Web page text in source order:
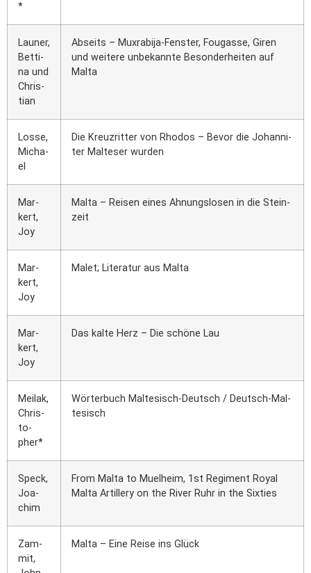
*
Lau­ner,
Bet­ti­
na und
Chris­
ti­an
Abseits – Mux­ra­bi­ja-Fens­ter, Fou­gas­se, Giren
und wei­te­re unbe­kann­te Beson­der­hei­ten auf
Mal­ta
Los­se,
Micha­
el
Die Kreuz­rit­ter von Rho­dos – Bevor die Johan­ni­
ter Mal­te­ser wur­den
Mar­
kert,
Joy
Mal­ta – Rei­sen eines Ahnungs­lo­sen in die Stein­
zeit
Mar­
kert,
Joy
Malet; Lite­ra­tur aus Mal­ta
Mar­
kert,
Joy
Das kal­te Herz – Die schö­ne Lau
Meil­ak,
Chris­
to­
pher*
Wör­ter­buch Mal­te­sisch-Deutsch / Deutsch-Mal­
te­sisch
Speck,
Joa­
chim
From Mal­ta to Muel­heim, 1st Regi­ment Roy­al
Mal­ta Artil­lery on the River Ruhr in the Six­ties
Zam­
mit,
Mal­ta – Eine Rei­se ins Glück